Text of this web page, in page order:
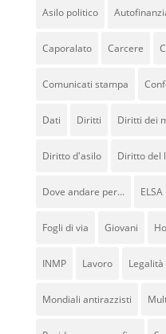
Asilo politico
Caporalato Carcere
Comunicati stampa
Dati Diritti Diritti dei
Diritto d'asilo Diritto del
Dove andare per... ELSA
Fogli di via Giovani
INMP Lavoro Legalità
Mondiali antirazzisti